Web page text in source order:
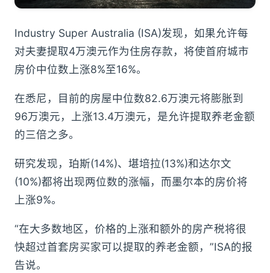
Industry Super Australia (ISA)发现，如果允许每
对夫妻提取4万澳元作为住房存款，将使首府城市
房价中位数上涨8%至16%。
在悉尼，目前的房屋中位数82.6万澳元将膨胀到
96万澳元，上涨13.4万澳元，是允许提取养老金额
的三倍之多。
研究发现，珀斯(14%)、堪培拉(13%)和达尔文
(10%)都将出现两位数的涨幅，而墨尔本的房价将
上涨9%。
“在大多数地区，价格的上涨和额外的房产税将很
快超过首套房买家可以提取的养老金额，”ISA的报
告说。